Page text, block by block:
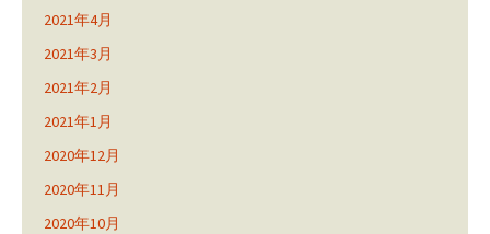
2021年4月
2021年3月
2021年2月
2021年1月
2020年12月
2020年11月
2020年10月